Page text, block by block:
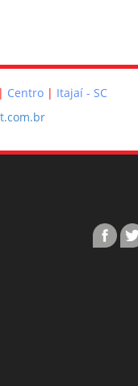
Centro
Itajaí - SC